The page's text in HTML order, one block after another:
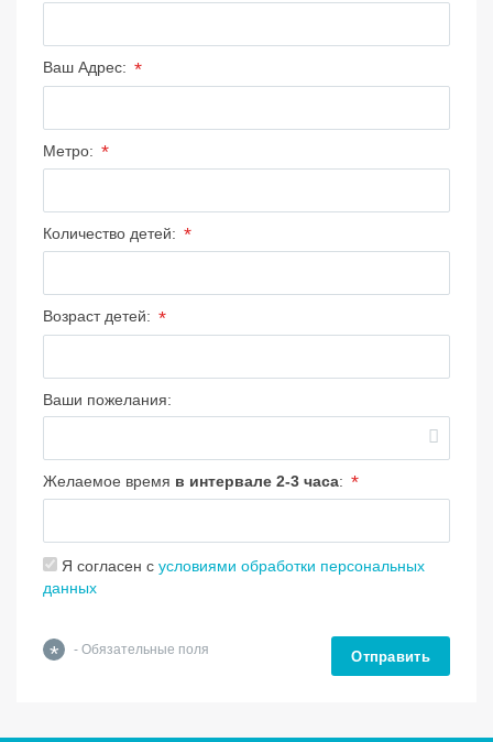
Ваш Адрес: *
Метро: *
Количество детей: *
Возраст детей: *
Ваши пожелания:
Желаемое время в интервале 2-3 часа: *
Я согласен с условиями обработки персональных
данных
* - Обязательные поля Отправить